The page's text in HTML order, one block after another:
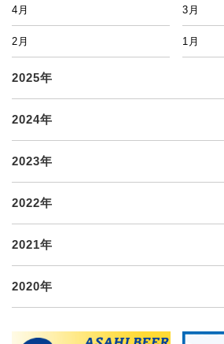
4月 3月
2月 1月
2025年
2024年
2023年
2022年
2021年
2020年